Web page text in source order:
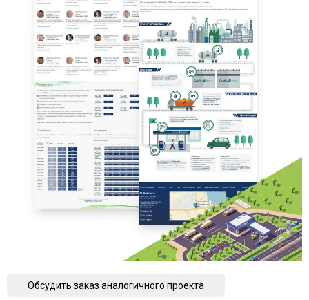
Обсудить заказ аналогичного проекта